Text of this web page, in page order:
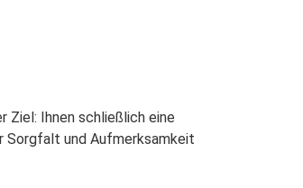
Ziel: Ihnen schließlich eine
Sorgfalt und Aufmerksamkeit